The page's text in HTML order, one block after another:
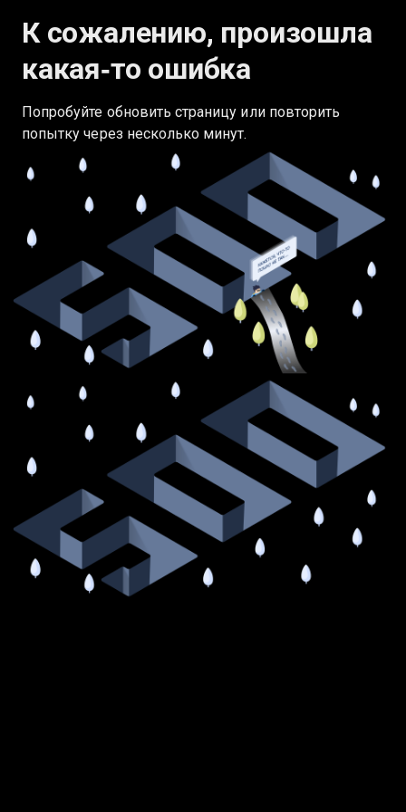
К сожалению, произошла
какая‑то ошибка
Попробуйте обновить страницу или повторить
попытку через несколько минут.